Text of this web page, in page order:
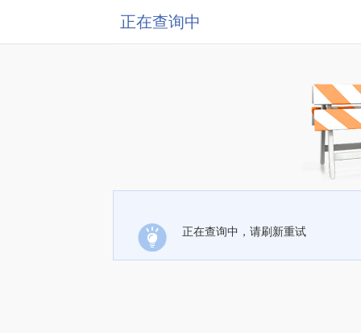
正在查询中
正在查询中，请刷新重试